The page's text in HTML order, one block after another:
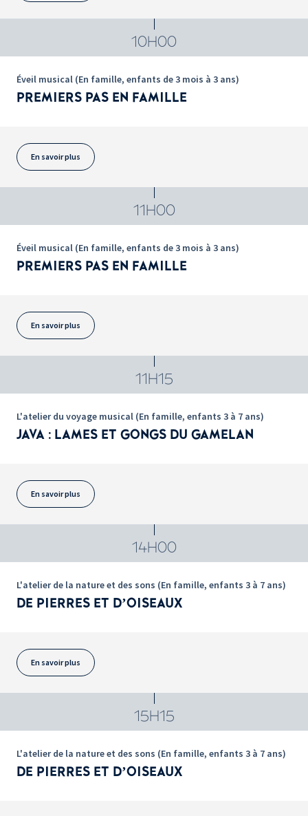
10H00
Éveil musical (En famille, enfants de 3 mois à 3 ans)
PREMIERS PAS EN FAMILLE
En savoir plus
11H00
Éveil musical (En famille, enfants de 3 mois à 3 ans)
PREMIERS PAS EN FAMILLE
En savoir plus
11H15
L'atelier du voyage musical (En famille, enfants 3 à 7 ans)
JAVA : LAMES ET GONGS DU GAMELAN
En savoir plus
14H00
L'atelier de la nature et des sons (En famille, enfants 3 à 7 ans)
DE PIERRES ET D’OISEAUX
En savoir plus
15H15
L'atelier de la nature et des sons (En famille, enfants 3 à 7 ans)
DE PIERRES ET D’OISEAUX